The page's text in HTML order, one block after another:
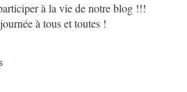
à la vie de notre blog !!!
à tous et toutes !